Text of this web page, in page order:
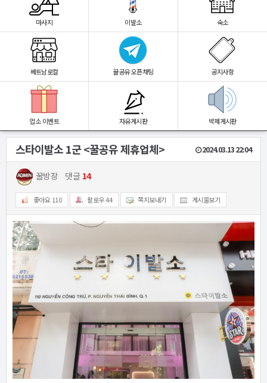
마사지 이발소 숙소
베트남로컬 꿀공유 오픈채팅 공지사항
업소 이벤트 자유게시판 박제게시판
스타이발소 1군 <꿀공유 제휴업체> 2024.03.13 22:04
꿀방장 댓글 14
좋아요 110 팔로우44 쪽지보내기 게시물보기